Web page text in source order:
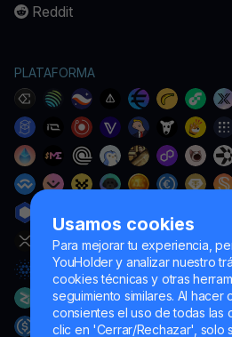
Usamos cookies
Para mejorar tu experiencia,
YouHolder y analizar nuestro
cookies técnicas y otras
seguimiento similares. Al hacer
consientes el uso de todas las
clic en 'Cerrar/Rechazar', solo
Reddit
PLATAFORMA